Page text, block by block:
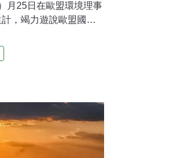
月25日在歐盟環境理事
，竭力遊說歐盟國家
析，歐盟廢紡織品出
銷往非洲、41%銷往
二手衣進出口，並要
管制有害廢棄物的跨
往第三世界。